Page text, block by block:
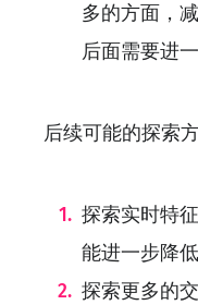
多的方面，
后面需要进
后续可能的探索
探索实时特
能进一步降
探索更多的